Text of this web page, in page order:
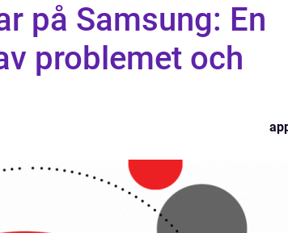
på Samsung: En
problemet och